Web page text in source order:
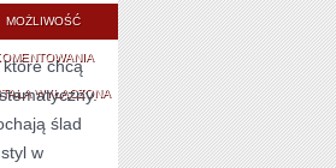
MOŻLIWOŚĆ
ARCHITEKTURA
I
PERSPEKTYWA
WYŁĄCZONA
które chcą
ślad
w